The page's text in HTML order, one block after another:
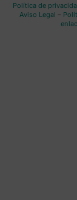
Política de
Aviso Legal –